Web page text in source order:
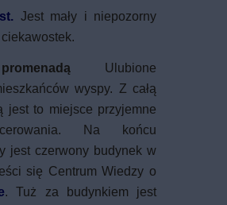
Jest mały i niepozorny
Ulubione
wyspy. Z całą
jest to miejsce przyjemne
Na końcu
jest czerwony budynek w
się Centrum Wiedzy o
. Tuż za budynkiem jest